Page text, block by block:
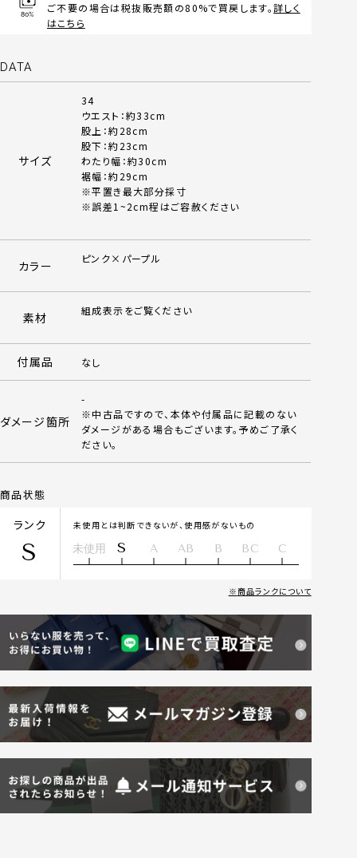
ご不要の場合は税抜販売額の80%で買戻します。詳しく
はこちら
DATA
サイズ
34
ウエスト：約33cm
股上：約28cm
股下：約23cm
わたり幅：約30cm
裾幅：約29cm
※平置き最大部分採寸
※誤差1~2cm程はご容赦ください
カラー ピンク×パープル
素材 組成表示をご覧ください
付属品 なし
ダメージ箇所
-
※中古品ですので、本体や付属品に記載のない
ダメージがある場合もございます。予めご了承く
ださい。
商品状態
ランク
S
未使用とは判断できないが、使用感がないもの
未使用 S A AB B BC C
商品ランクについて